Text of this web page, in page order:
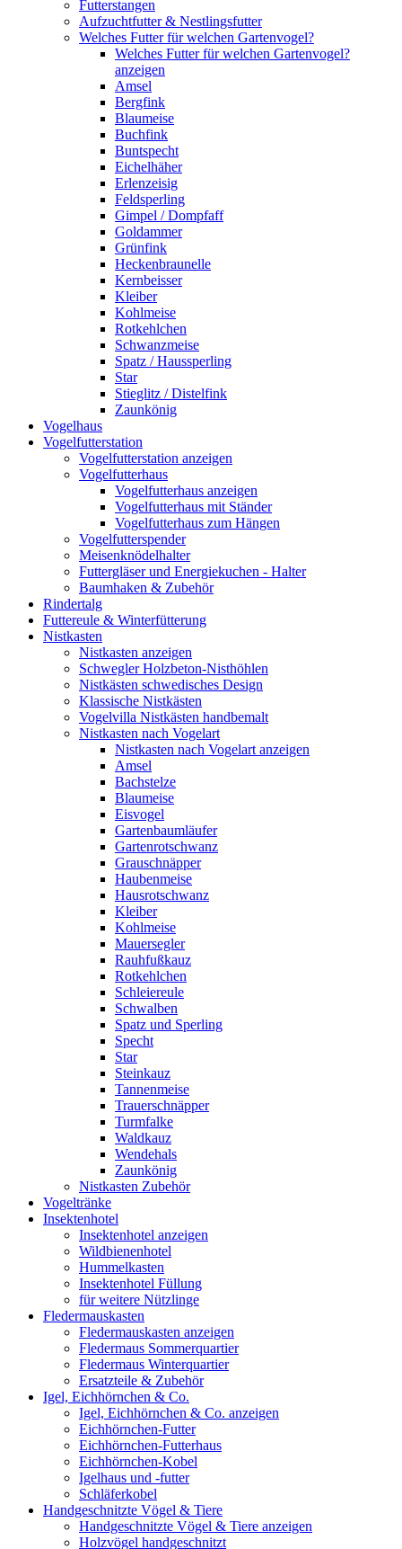
Futterstangen
Aufzuchtfutter & Nestlingsfutter
Welches Futter für welchen Gartenvogel?
Welches Futter für welchen Gartenvogel?
anzeigen
Amsel
Bergfink
Blaumeise
Buchfink
Buntspecht
Eichelhäher
Erlenzeisig
Feldsperling
Gimpel / Dompfaff
Goldammer
Grünfink
Heckenbraunelle
Kernbeisser
Kleiber
Kohlmeise
Rotkehlchen
Schwanzmeise
Spatz / Haussperling
Star
Stieglitz / Distelfink
Zaunkönig
Vogelhaus
Vogelfutterstation
Vogelfutterstation anzeigen
Vogelfutterhaus
Vogelfutterhaus anzeigen
Vogelfutterhaus mit Ständer
Vogelfutterhaus zum Hängen
Vogelfutterspender
Meisenknödelhalter
Futtergläser und Energiekuchen - Halter
Baumhaken & Zubehör
Rindertalg
Futtereule & Winterfütterung
Nistkasten
Nistkasten anzeigen
Schwegler Holzbeton-Nisthöhlen
Nistkästen schwedisches Design
Klassische Nistkästen
Vogelvilla Nistkästen handbemalt
Nistkasten nach Vogelart
Nistkasten nach Vogelart anzeigen
Amsel
Bachstelze
Blaumeise
Eisvogel
Gartenbaumläufer
Gartenrotschwanz
Grauschnäpper
Haubenmeise
Hausrotschwanz
Kleiber
Kohlmeise
Mauersegler
Rauhfußkauz
Rotkehlchen
Schleiereule
Schwalben
Spatz und Sperling
Specht
Star
Steinkauz
Tannenmeise
Trauerschnäpper
Turmfalke
Waldkauz
Wendehals
Zaunkönig
Nistkasten Zubehör
Vogeltränke
Insektenhotel
Insektenhotel anzeigen
Wildbienenhotel
Hummelkasten
Insektenhotel Füllung
für weitere Nützlinge
Fledermauskasten
Fledermauskasten anzeigen
Fledermaus Sommerquartier
Fledermaus Winterquartier
Ersatzteile & Zubehör
Igel, Eichhörnchen & Co.
Igel, Eichhörnchen & Co. anzeigen
Eichhörnchen-Futter
Eichhörnchen-Futterhaus
Eichhörnchen-Kobel
Igelhaus und -futter
Schläferkobel
Handgeschnitzte Vögel & Tiere
Handgeschnitzte Vögel & Tiere anzeigen
Holzvögel handgeschnitzt